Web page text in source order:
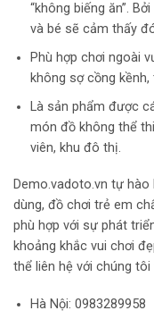
“không biếng ăn”.
và bé sẽ cảm thấy
Phù hợp chơi ngoài
không sợ cồng
Là sản phẩm được
món đồ không thể
viên, khu đô thị.
Demo.vadoto.vn tự
dùng, đồ chơi trẻ em
phù hợp với sự phát
khoảng khắc vui chơi
thể liên hệ với chúng
Hà Nội: 0983289958